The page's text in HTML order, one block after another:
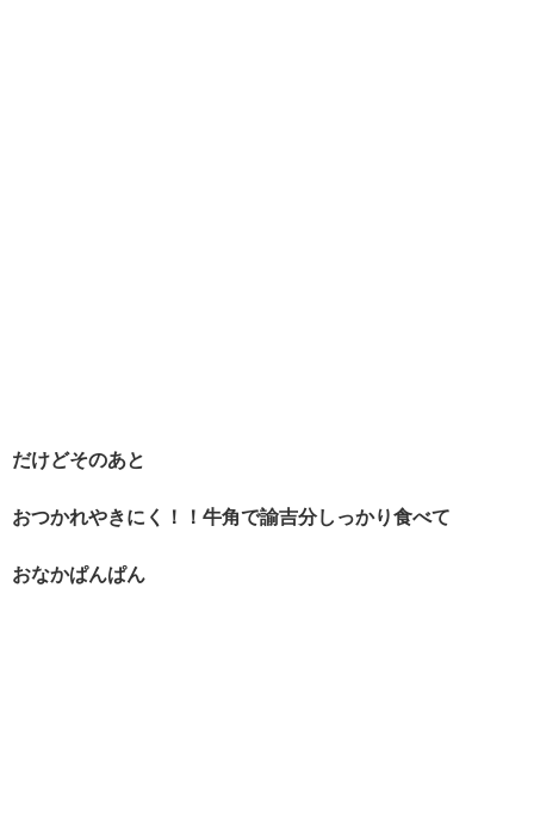
だけどそのあと
おつかれやきにく！！牛角で諭吉分しっかり食べて
おなかぱんぱん